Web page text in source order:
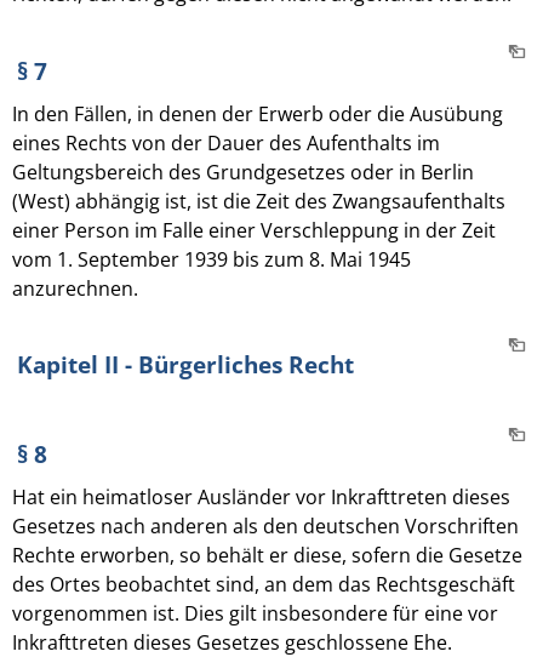
§ 7
In den Fällen, in denen der Erwerb oder die Ausübung
eines Rechts von der Dauer des Aufenthalts im
Geltungsbereich des Grundgesetzes oder in Berlin
(West) abhängig ist, ist die Zeit des Zwangsaufenthalts
einer Person im Falle einer Verschleppung in der Zeit
vom 1. September 1939 bis zum 8. Mai 1945
anzurechnen.
Kapitel II - Bürgerliches Recht
§ 8
Hat ein heimatloser Ausländer vor Inkrafttreten dieses
Gesetzes nach anderen als den deutschen Vorschriften
Rechte erworben, so behält er diese, sofern die Gesetze
des Ortes beobachtet sind, an dem das Rechtsgeschäft
vorgenommen ist. Dies gilt insbesondere für eine vor
Inkrafttreten dieses Gesetzes geschlossene Ehe.